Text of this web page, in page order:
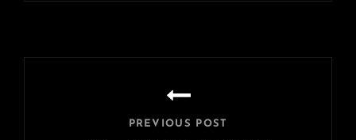
PREVIOUS POST